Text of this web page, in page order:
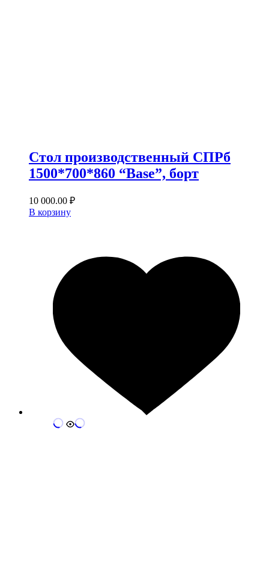
Стол производственный СПРб
1500*700*860 “Base”, борт
10 000.00 ₽
В корзину